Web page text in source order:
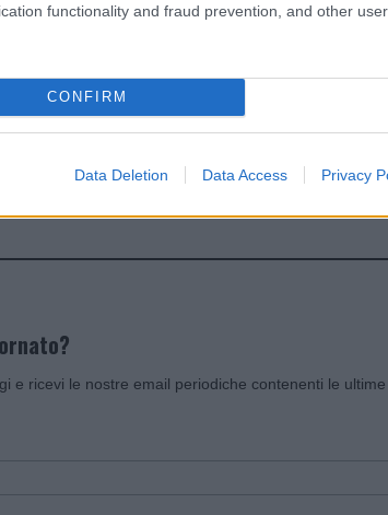
functionality and fraud prevention, and other user
CONFIRM
Data Deletion Data Access Privacy
e ricevi le nostre email periodiche contenenti le